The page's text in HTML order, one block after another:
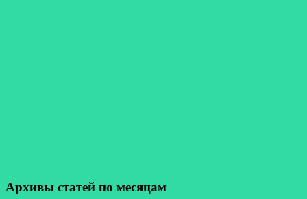
Архивы статей по месяцам